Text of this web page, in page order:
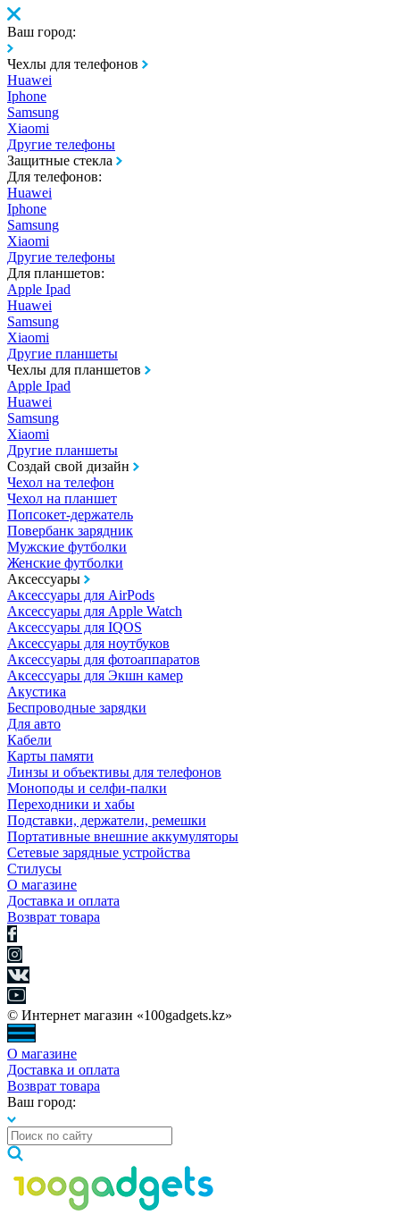
Ваш город:
Чехлы для телефонов
Huawei
Iphone
Samsung
Xiaomi
Другие телефоны
Защитные стекла
Для телефонов:
Huawei
Iphone
Samsung
Xiaomi
Другие телефоны
Для планшетов:
Apple Ipad
Huawei
Samsung
Xiaomi
Другие планшеты
Чехлы для планшетов
Apple Ipad
Huawei
Samsung
Xiaomi
Другие планшеты
Создай свой дизайн
Чехол на телефон
Чехол на планшет
Попсокет-держатель
Повербанк зарядник
Мужские футболки
Женские футболки
Аксессуары
Аксессуары для AirPods
Аксессуары для Apple Watch
Аксессуары для IQOS
Аксессуары для ноутбуков
Аксессуары для фотоаппаратов
Аксессуары для Экшн камер
Акустика
Беспроводные зарядки
Для авто
Кабели
Карты памяти
Линзы и объективы для телефонов
Моноподы и селфи-палки
Переходники и хабы
Подставки, держатели, ремешки
Портативные внешние аккумуляторы
Сетевые зарядные устройства
Стилусы
О магазине
Доставка и оплата
Возврат товара
© Интернет магазин «100gadgets.kz»
О магазине
Доставка и оплата
Возврат товара
Ваш город: